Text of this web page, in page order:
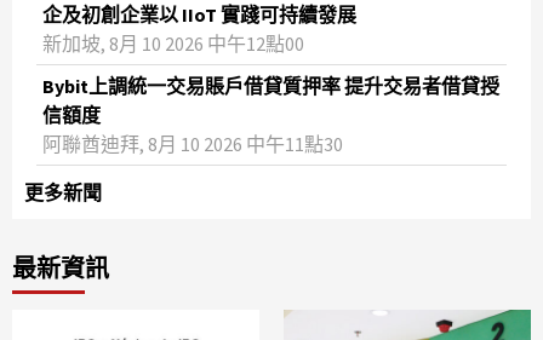
企及初創企業以 IIoT 實踐可持續發展
新加坡, 8月 10 2026 中午12點00
Bybit上調統一交易賬戶借貸質押率 提升交易者借貸授
信額度
阿聯酋迪拜, 8月 10 2026 中午11點30
更多新聞
最新資訊